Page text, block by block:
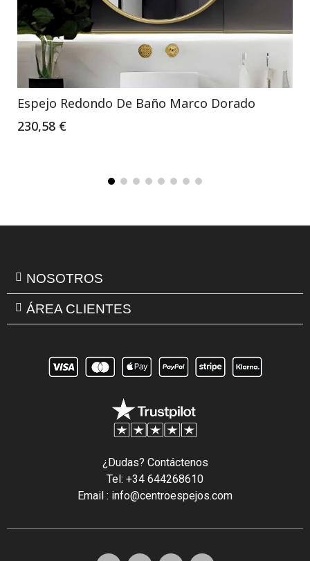
Espejo Redondo De Baño Marco Dorado
230,58 €
NOSOTROS
ÁREA CLIENTES
¿Dudas? Contáctenos
Tel: +34 644268610
Email : info@centroespejos.com